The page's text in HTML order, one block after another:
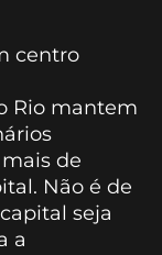
centro
Rio mantem
de
Não é de
seja
a